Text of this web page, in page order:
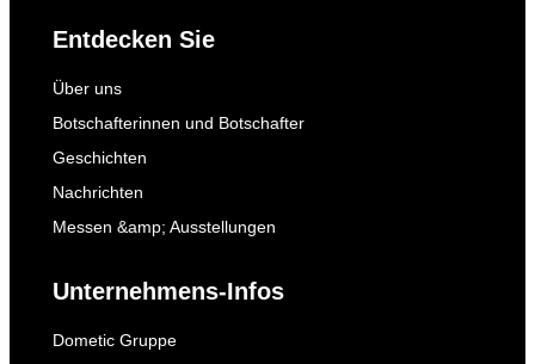
Entdecken Sie
Über uns
Botschafterinnen und Botschafter
Geschichten
Nachrichten
Messen &amp; Ausstellungen
Unternehmens-Infos
Dometic Gruppe